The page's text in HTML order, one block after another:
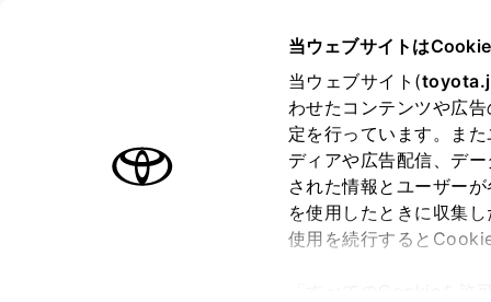
当ウェブサイトは
当ウェブサイト(
わせたコンテンツや広
定を行っています。ま
ディアや広告配信、デ
された情報とユーザー
を使用したときに収集
使用を続行すると
オーナーサポート トピックス
トヨタ認定中古車
トヨタ認定中古車の魅力 3つの買